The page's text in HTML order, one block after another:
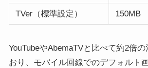
TVer（標準設定） 150MB
YouTubeやAbemaTVと比べて約2倍
おり、モバイル回線でのデフォルト